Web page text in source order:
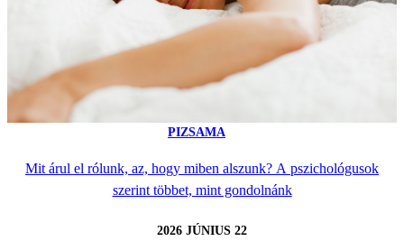
PIZSAMA
Mit árul el rólunk, az, hogy miben alszunk? A pszichológusok
szerint többet, mint gondolnánk
2026 JÚNIUS 22